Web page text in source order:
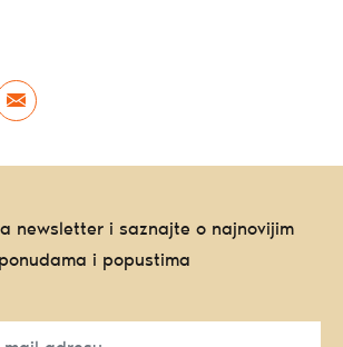
newsletter i saznajte o najnovijim
ponudama i popustima